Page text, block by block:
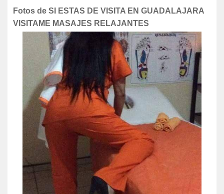
Fotos de SI ESTAS DE VISITA EN GUADALAJARA
VISITAME MASAJES RELAJANTES